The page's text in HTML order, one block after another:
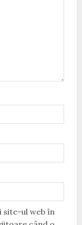
site-ul web în